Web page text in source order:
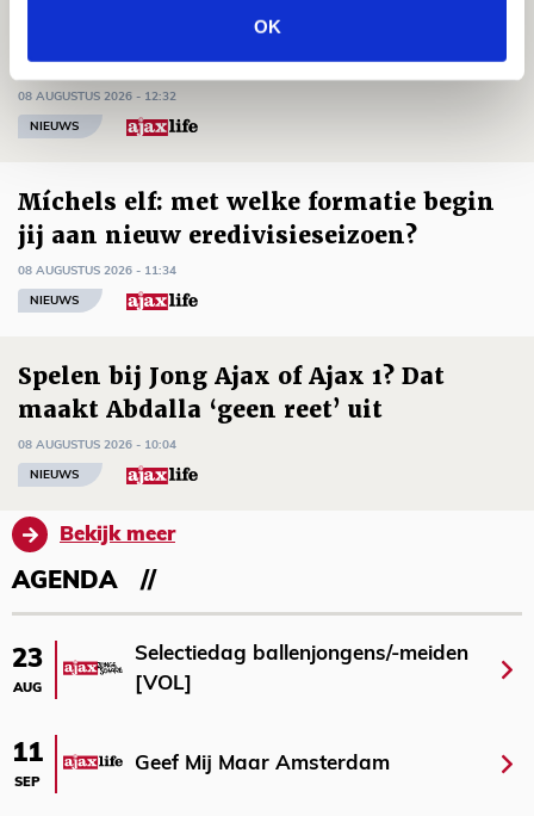
OK
Drie dingen die je moet weten over PEC
Zwolle - Ajax
08 AUGUSTUS 2026 - 12:32
NIEUWS
Míchels elf: met welke formatie begin
jij aan nieuw eredivisieseizoen?
08 AUGUSTUS 2026 - 11:34
NIEUWS
Spelen bij Jong Ajax of Ajax 1? Dat
maakt Abdalla ‘geen reet’ uit
08 AUGUSTUS 2026 - 10:04
NIEUWS
Bekijk meer
AGENDA
23
AUG
Selectiedag ballenjongens/-meiden
[VOL]
11
SEP
Geef Mij Maar Amsterdam